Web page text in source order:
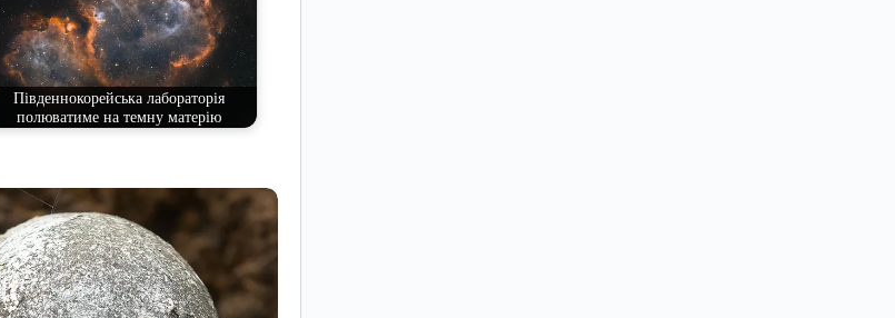
Південнокорейська лабораторія
полюватиме на темну матерію